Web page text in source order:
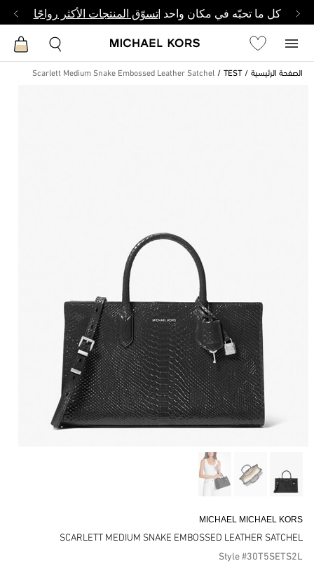
كل ما تحبّه في مكان واحد |تسوّق المنتجات الأكثر رواجًا
الصفحة الرئيسية TEST
Scarlett Medium Snake Embossed Leather Satchel
MICHAEL MICHAEL KORS
SCARLETT MEDIUM SNAKE EMBOSSED LEATHER SATCHEL
Style #30T5SETS2L